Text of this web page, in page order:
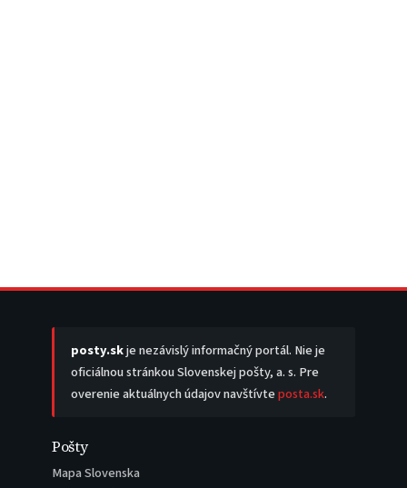
posty.skje nezávislý informačný portál. Nie je
oficiálnou stránkou Slovenskej pošty, a. s. Pre
overenie aktuálnych údajov navštívteposta.sk.
Pošty
Mapa Slovenska